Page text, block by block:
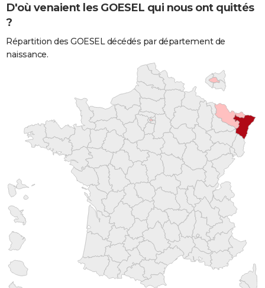
D'où venaient les GOESEL qui nous ont quittés
?
Répartition des GOESEL décédés par département de
naissance.